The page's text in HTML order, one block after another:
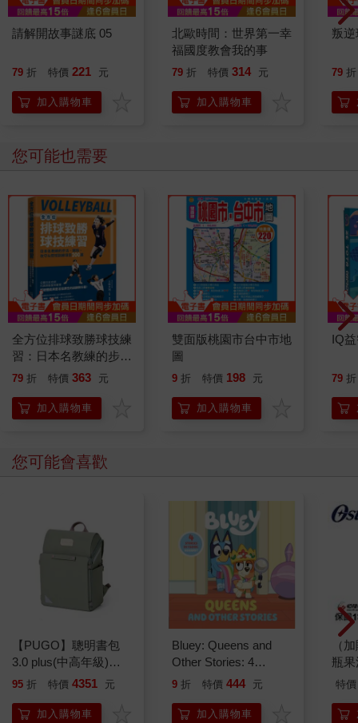
請解開故事謎底 05
79 折 特價 221 元
加入購物車
北歐時間：世界第一幸
福國度教會我的事
79 折 特價 314 元
加入購物車
叛
79 折
您可能也需要
全方位排球致勝球技練
習：日本名教練的步
法、戰術、攻守＆控球
79 折 特價 363 元
加入購物車
雙面版桃園市台中市地
圖
9 折 特價 198 元
加入購物車
IQ
79 折
您可能會喜歡
【PUGO】聰明書包
3.0 plus(中高年級)沙
綠 全新進化玩美上市
95 折 特價 4351 元
加入購物車
Bluey: Queens and
Other Stories: 4
Stories in 1 Book.
9 折 特價 444 元
加入購物車
（
瓶
特價